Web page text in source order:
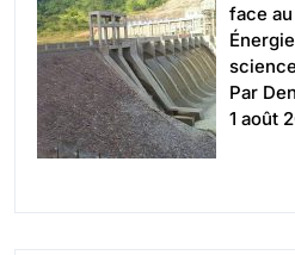
face
Par
1 août